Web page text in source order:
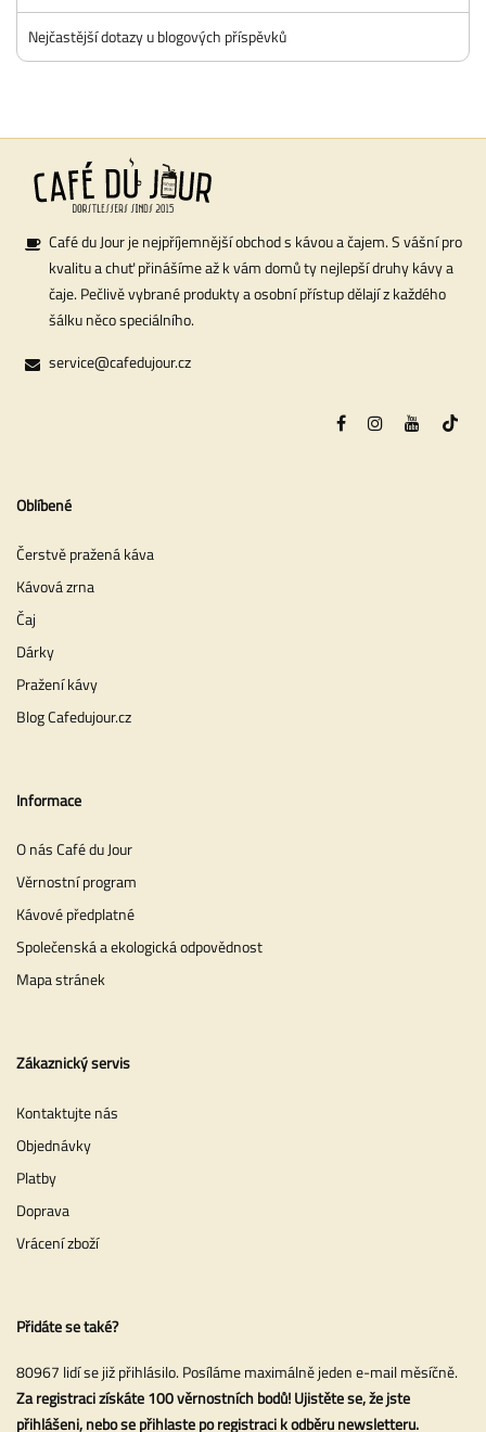
Nejčastější dotazy u blogových příspěvků
Café du Jour je nejpříjemnější obchod s kávou a čajem. S vášní pro
kvalitu a chuť přinášíme až k vám domů ty nejlepší druhy kávy a
čaje. Pečlivě vybrané produkty a osobní přístup dělají z každého
šálku něco speciálního.
service@cafedujour.cz
Oblíbené
Čerstvě pražená káva
Kávová zrna
Čaj
Dárky
Pražení kávy
Blog Cafedujour.cz
Informace
O nás Café du Jour
Věrnostní program
Kávové předplatné
Společenská a ekologická odpovědnost
Mapa stránek
Zákaznický servis
Kontaktujte nás
Objednávky
Platby
Doprava
Vrácení zboží
Přidáte se také?
80967 lidí se již přihlásilo. Posíláme maximálně jeden e-mail měsíčně.
Za registraci získáte 100 věrnostních bodů! Ujistěte se, že jste
přihlášeni, nebo se přihlaste po registraci k odběru newsletteru.